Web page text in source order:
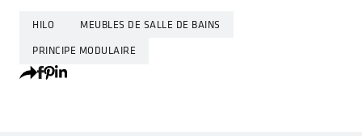
HILO MEUBLES DE SALLE DE BAINS
PRINCIPE MODULAIRE